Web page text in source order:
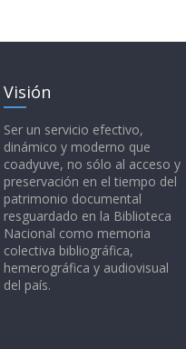
Visión
Ser un servicio efectivo,
dinámico y moderno que
coadyuve, no sólo al acceso y
preservación en el tiempo del
patrimonio documental
resguardado en la Biblioteca
Nacional como memoria
colectiva bibliográfica,
hemerográfica y audiovisual
del país.